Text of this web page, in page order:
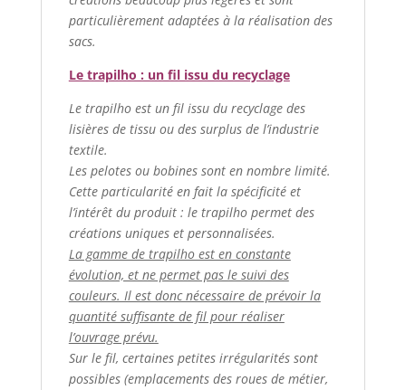
particulièrement adaptées à la réalisation des
sacs.
Le trapilho : un fil issu du recyclage
Le trapilho est un fil issu du recyclage des
lisières de tissu ou des surplus de l’industrie
textile.
Les pelotes ou bobines sont en nombre limité.
Cette particularité en fait la spécificité et
l’intérêt du produit : le trapilho permet des
créations uniques et personnalisées.
La gamme de trapilho est en constante
évolution, et ne permet pas le suivi des
couleurs. Il est donc nécessaire de prévoir la
quantité suffisante de fil pour réaliser
l’ouvrage prévu.
Sur le fil, certaines petites irrégularités sont
possibles (emplacements des roues de métier,